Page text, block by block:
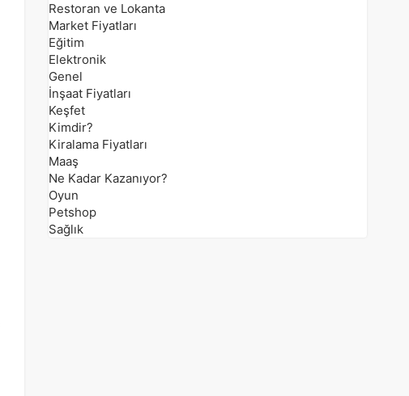
Restoran ve Lokanta
Market Fiyatları
Eğitim
Elektronik
Genel
İnşaat Fiyatları
Keşfet
Kimdir?
Kiralama Fiyatları
Maaş
Ne Kadar Kazanıyor?
Oyun
Petshop
Sağlık